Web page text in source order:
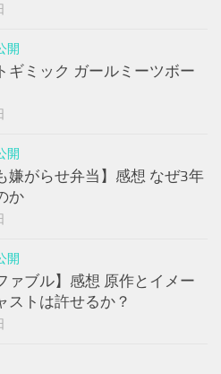
開
ギミック ガールミーツボー
開
嫌がらせ弁当】感想 なぜ3年
か
開
ァブル】感想 原作とイメー
ストは許せるか？